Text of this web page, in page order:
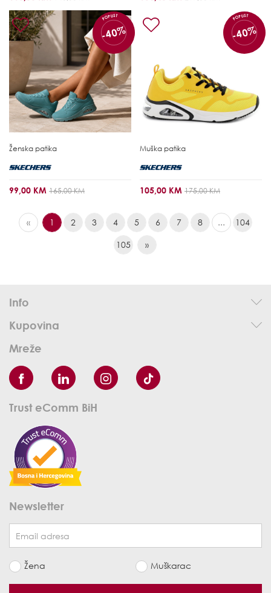
POPUST
-40%
Ženska patika
99,00 KM 165,00 KM
POPUST
-40%
Muška patika
105,00 KM 175,00 KM
« 1 2 3 4 5 6 7 8 ... 104
105 »
Info
Kupovina
Mreže
Trust eComm BiH
Newsletter
Žena Muškarac